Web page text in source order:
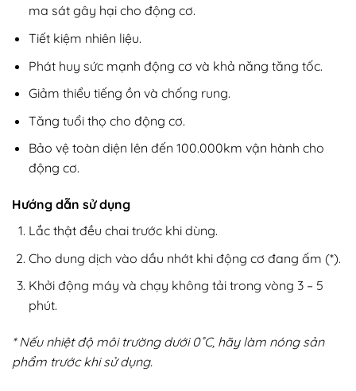
ma sát gây hại cho động cơ.
Tiết kiệm nhiên liệu.
Phát huy sức mạnh động cơ và khả năng tăng tốc.
Giảm thiểu tiếng ồn và chống rung.
Tăng tuổi thọ cho động cơ.
Bảo vệ toàn diện lên đến 100.000km vận hành cho
động cơ.
Hướng dẫn sử dụng
Lắc thật đều chai trước khi dùng.
Cho dung dịch vào dầu nhớt khi động cơ đang ấm (*).
Khởi động máy và chạy không tải trong vòng 3 – 5
phút.
* Nếu nhiệt độ môi trường dưới 0˚C, hãy làm nóng sản
phẩm trước khi sử dụng.